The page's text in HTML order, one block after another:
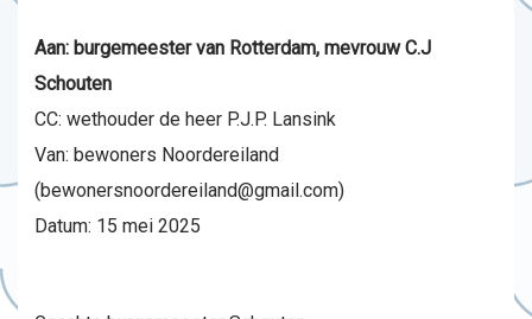
Aan: burgemeester van Rotterdam, mevrouw C.J
Schouten
CC: wethouder de heer P.J.P. Lansink
Van: bewoners Noordereiland
(bewonersnoordereiland@gmail.com)
Datum: 15 mei 2025